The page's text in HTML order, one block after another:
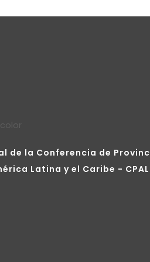
de la Conferencia de
Latina y el Caribe - CPAL